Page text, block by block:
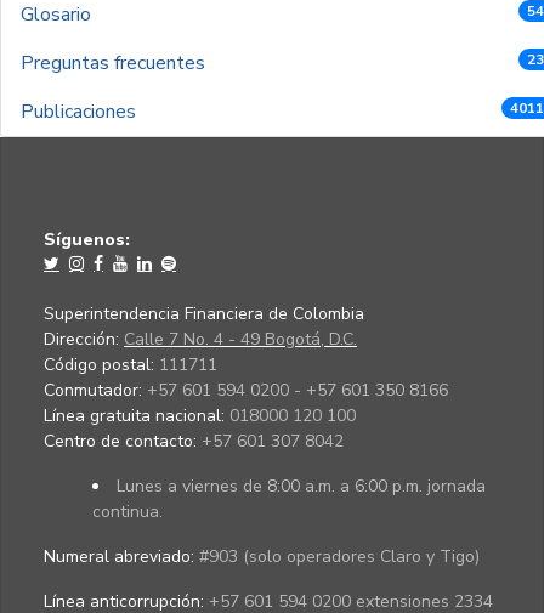
Glosario
Preguntas frecuentes
Publicaciones
Síguenos:
Superintendencia Financiera de Colombia
Dirección: Calle 7 No. 4 - 49 Bogotá, D.C.
Código postal: 111711
Conmutador: +57 601 594 0200 - +57 601 350 8166
Línea gratuita nacional: 018000 120 100
Centro de contacto: +57 601 307 8042
Lunes a viernes de 8:00 a.m. a 6:00 p.m. jornada
continua.
Numeral abreviado: #903 (solo operadores Claro y Tigo)
Línea anticorrupción: +57 601 594 0200 extensiones 2334